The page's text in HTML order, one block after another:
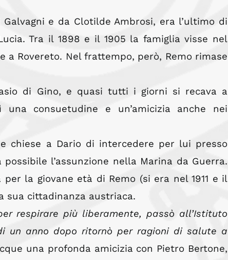
e da Clotilde Ambrosi, era l’ultimo di
Tra il 1898 e il 1905 la famiglia visse nel
a Rovereto. Nel frattempo, però, Remo rimase
di Gino, e quasi tutti i giorni si recava a
consuetudine e un’amicizia anche nei
chiese a Dario di intercedere per lui presso
l’assunzione nella Marina da Guerra.
la giovane età di Remo (si era nel 1911 e il
sua cittadinanza austriaca.
respirare più liberamente, passò all’Istituto
un anno dopo ritornò per ragioni di salute a
una profonda amicizia con Pietro Bertone,